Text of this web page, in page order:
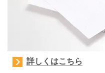
詳しくはこちら